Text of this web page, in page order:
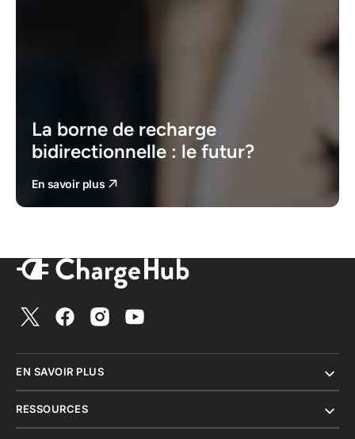
La borne de recharge
bidirectionnelle : le futur?
En savoir plus
TwitterFacebookInstagramYouTube
EN SAVOIR PLUS
RESSOURCES